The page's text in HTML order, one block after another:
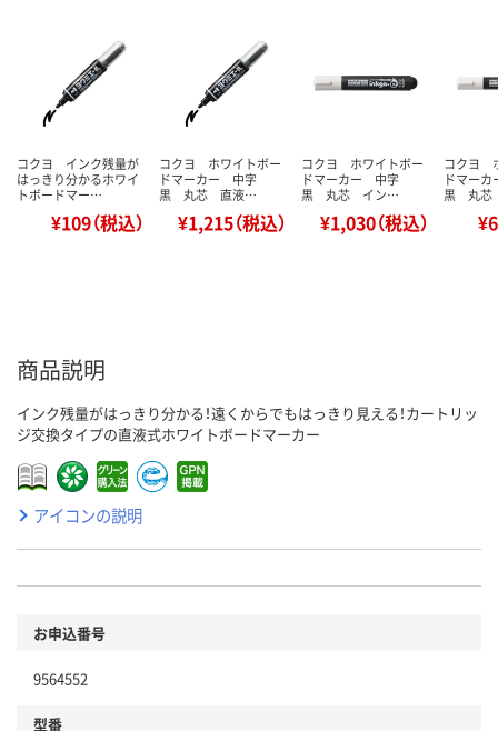
コクヨ インク残量が
はっきり分かるホワイ
トボードマー…
¥109（税込）
コクヨ ホワイトボー
ドマーカー 中字
黒 丸芯 直液…
¥1,215（税込）
コクヨ ホワイトボー
ドマーカー 中字
黒 丸芯 イン…
¥1,030（税込）
コクヨ
ドマー
黒 丸
商品説明
インク残量がはっきり分かる！遠くからでもはっきり見える！カートリッ
ジ交換タイプの直液式ホワイトボードマーカー
アイコンの説明
お申込番号
9564552
型番